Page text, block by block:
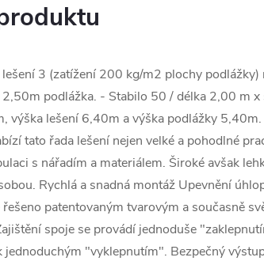
3 (zatížení 200 kg/m2 plochy podlážky)
podlážka. - Stabilo 50 / délka 2,00 m
výška lešení 6,40m a výška podlážky
tato řada lešení nejen velké a pohodlné
s nářadím a materiálem. Široké avšak
Rychlá a snadná montáž Upevnění
patentovaným tvarovým a současně
spoje se provádí jednoduše
jednoduchým "vyklepnutím". Bezpečný